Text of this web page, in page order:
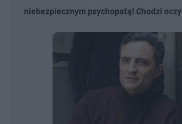
niebezpiecznym psychopatą! Chodzi